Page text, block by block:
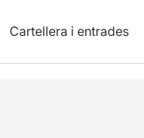
Cartellera i entrades
Fotos i vídeos